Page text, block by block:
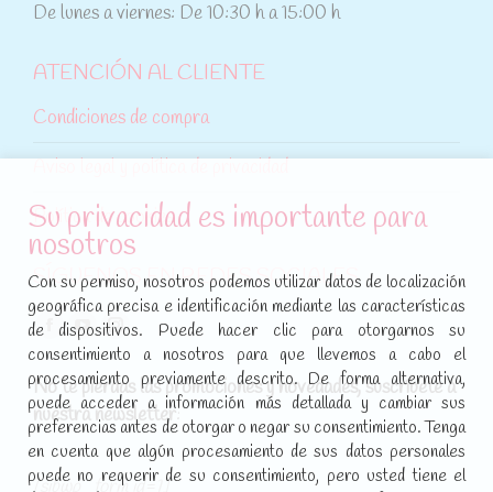
De lunes a viernes: De 10:30 h a 15:00 h
ATENCIÓN AL CLIENTE
Condiciones de compra
Política de cookies
SÍGUENOS EN REDES SOCIALES
Encuéntranos en:
Facebook
page
opens
in
new
window
YouTube
page
opens
in
new
window
Instagram
page
opens
in
new
window
No te pierdas las promociones y novedades, suscríbete a
nuestra newsletter:
Su privacidad es importante para
nosotros
Con su permiso, nosotros podemos utilizar datos de localización
geográfica precisa e identificación mediante las características
de dispositivos. Puede hacer clic para otorgarnos su
consentimiento a nosotros para que llevemos a cabo el
procesamiento previamente descrito. De forma alternativa,
puede acceder a información más detallada y cambiar sus
preferencias antes de otorgar o negar su consentimiento. Tenga
en cuenta que algún procesamiento de sus datos personales
puede no requerir de su consentimiento, pero usted tiene el